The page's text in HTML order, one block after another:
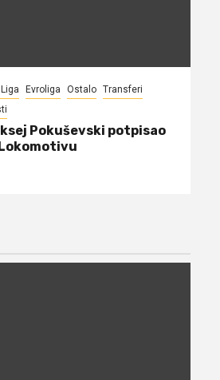
Evroliga Ostalo Transferi
Pokuševski potpisao